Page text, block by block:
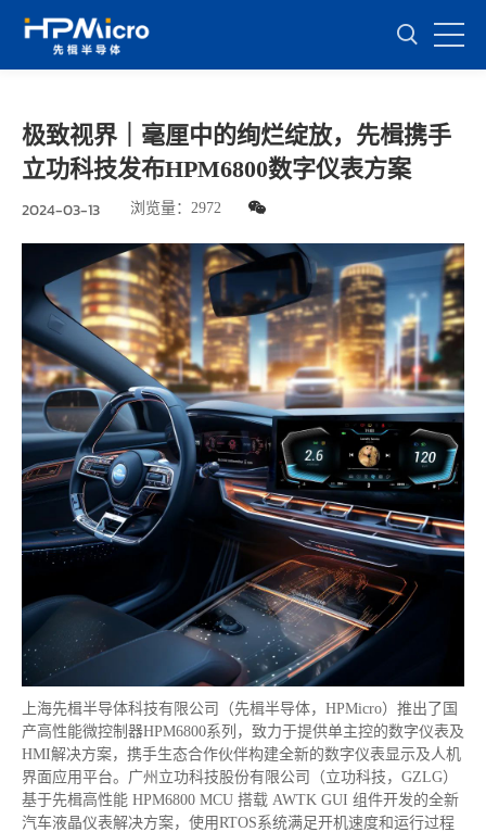
极致视界｜毫厘中的绚烂绽放，先楫携手
立功科技发布HPM6800数字仪表方案
2024-03-13 浏览量： 2972
上海先楫半导体科技有限公司（先楫半导体，HPMicro）推出了国
产高性能微控制器HPM6800系列，致力于提供单主控的数字仪表及
HMI解决方案，携手生态合作伙伴构建全新的数字仪表显示及人机
界面应用平台。广州立功科技股份有限公司（立功科技，GZLG）
基于先楫高性能 HPM6800 MCU 搭载 AWTK GUI 组件开发的全新
汽车液晶仪表解决方案，使用RTOS系统满足开机速度和运行过程